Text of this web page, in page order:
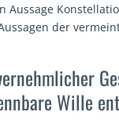
Aussage
der
Wille